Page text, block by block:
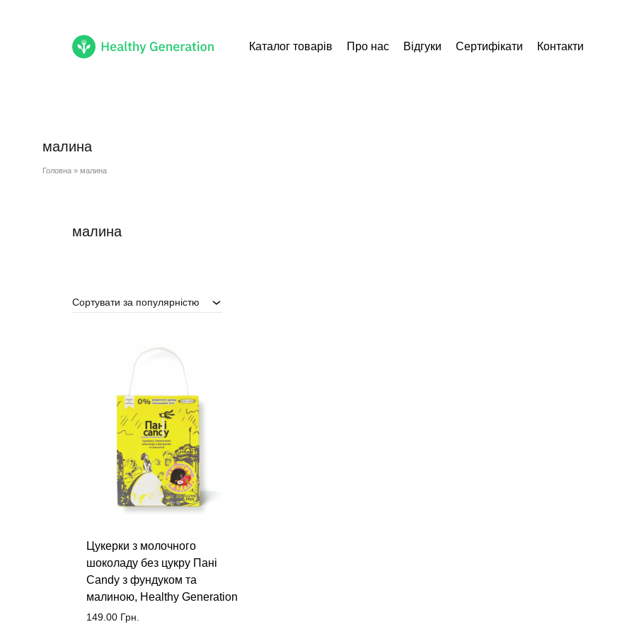
доступні
тобі
Каталог товарів Про нас Відгуки Сертифікати Контакти
малина
Головна » малина
малина
Сортувати за популярністю
Цукерки з молочного
шоколаду без цукру Пані
Candy з фундуком та
малиною, Healthy Generation
149.00 Грн.